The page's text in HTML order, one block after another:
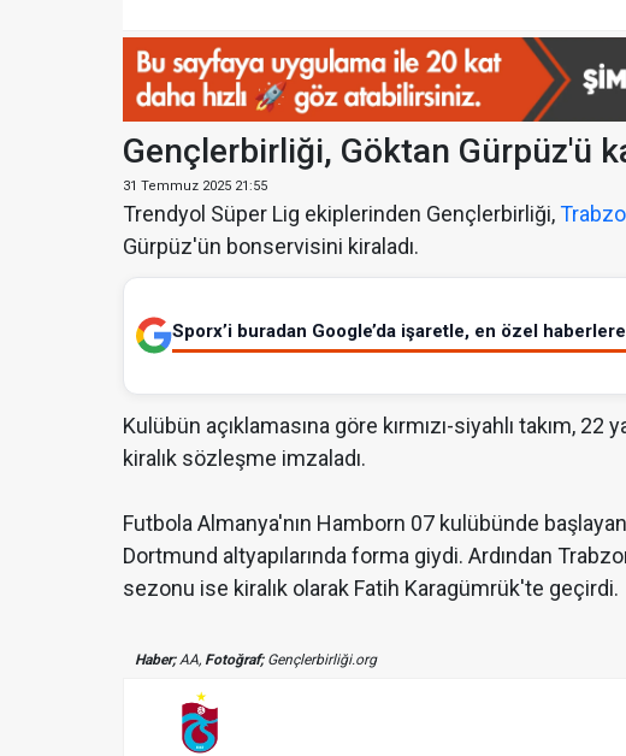
Gençlerbirliği, Göktan Gürpüz'ü
31 Temmuz 2025 21:55
Trendyol Süper Lig ekiplerinden Gençlerbirliği,
Gürpüz'ün bonservisini kiraladı.
Sporx’i buradan Google’da işaretle, en özel
Kulübün açıklamasına göre kırmızı-siyahlı takım,
kiralık sözleşme imzaladı.
Futbola Almanya'nın Hamborn 07 kulübünde
Dortmund altyapılarında forma giydi. Ardından
sezonu ise kiralık olarak Fatih Karagümrük'te geçirdi.
Haber;AA, Fotoğraf;Gençlerbirliği.org